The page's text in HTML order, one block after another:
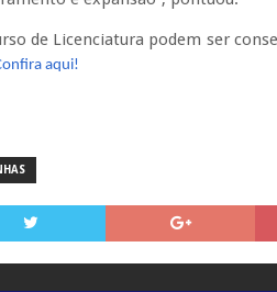
de Licenciatura podem ser
aqui!